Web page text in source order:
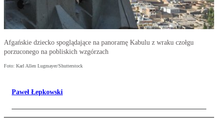
Afgańskie dziecko spoglądające na panoramę Kabulu z wraku czołgu
porzuconego na pobliskich wzgórzach
Foto: Karl Allen Lugmayer/Shutterstock
Paweł Łepkowski